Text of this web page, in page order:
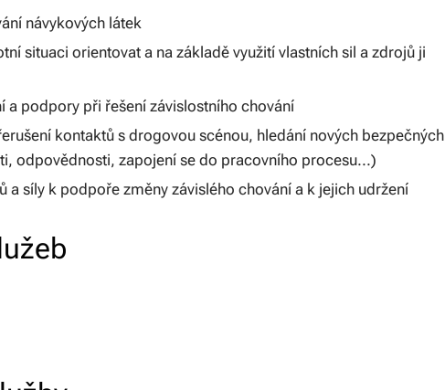
návykových látek
situaci orientovat a na základě využití vlastních sil a zdrojů ji
a podpory při řešení závislostního chování
kontaktů s drogovou scénou, hledání nových bezpečných
odpovědnosti, zapojení se do pracovního procesu...)
a síly k podpoře změny závislého chování a k jejich udržení